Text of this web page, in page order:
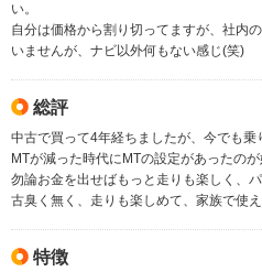
い。
自分は価格から割り切ってますが、社内
いませんが、ナビ以外何もない感じ(笑)
総評
中古で買って4年経ちましたが、今でも乗
MTが減った時代にMTの設定があったのが
勿論お金を出せばもっと走りも楽しく、
古臭く無く、走りも楽しめて、家族で使
特徴